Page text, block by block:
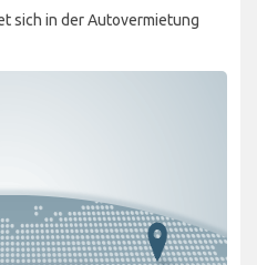
sich in der Autovermietung